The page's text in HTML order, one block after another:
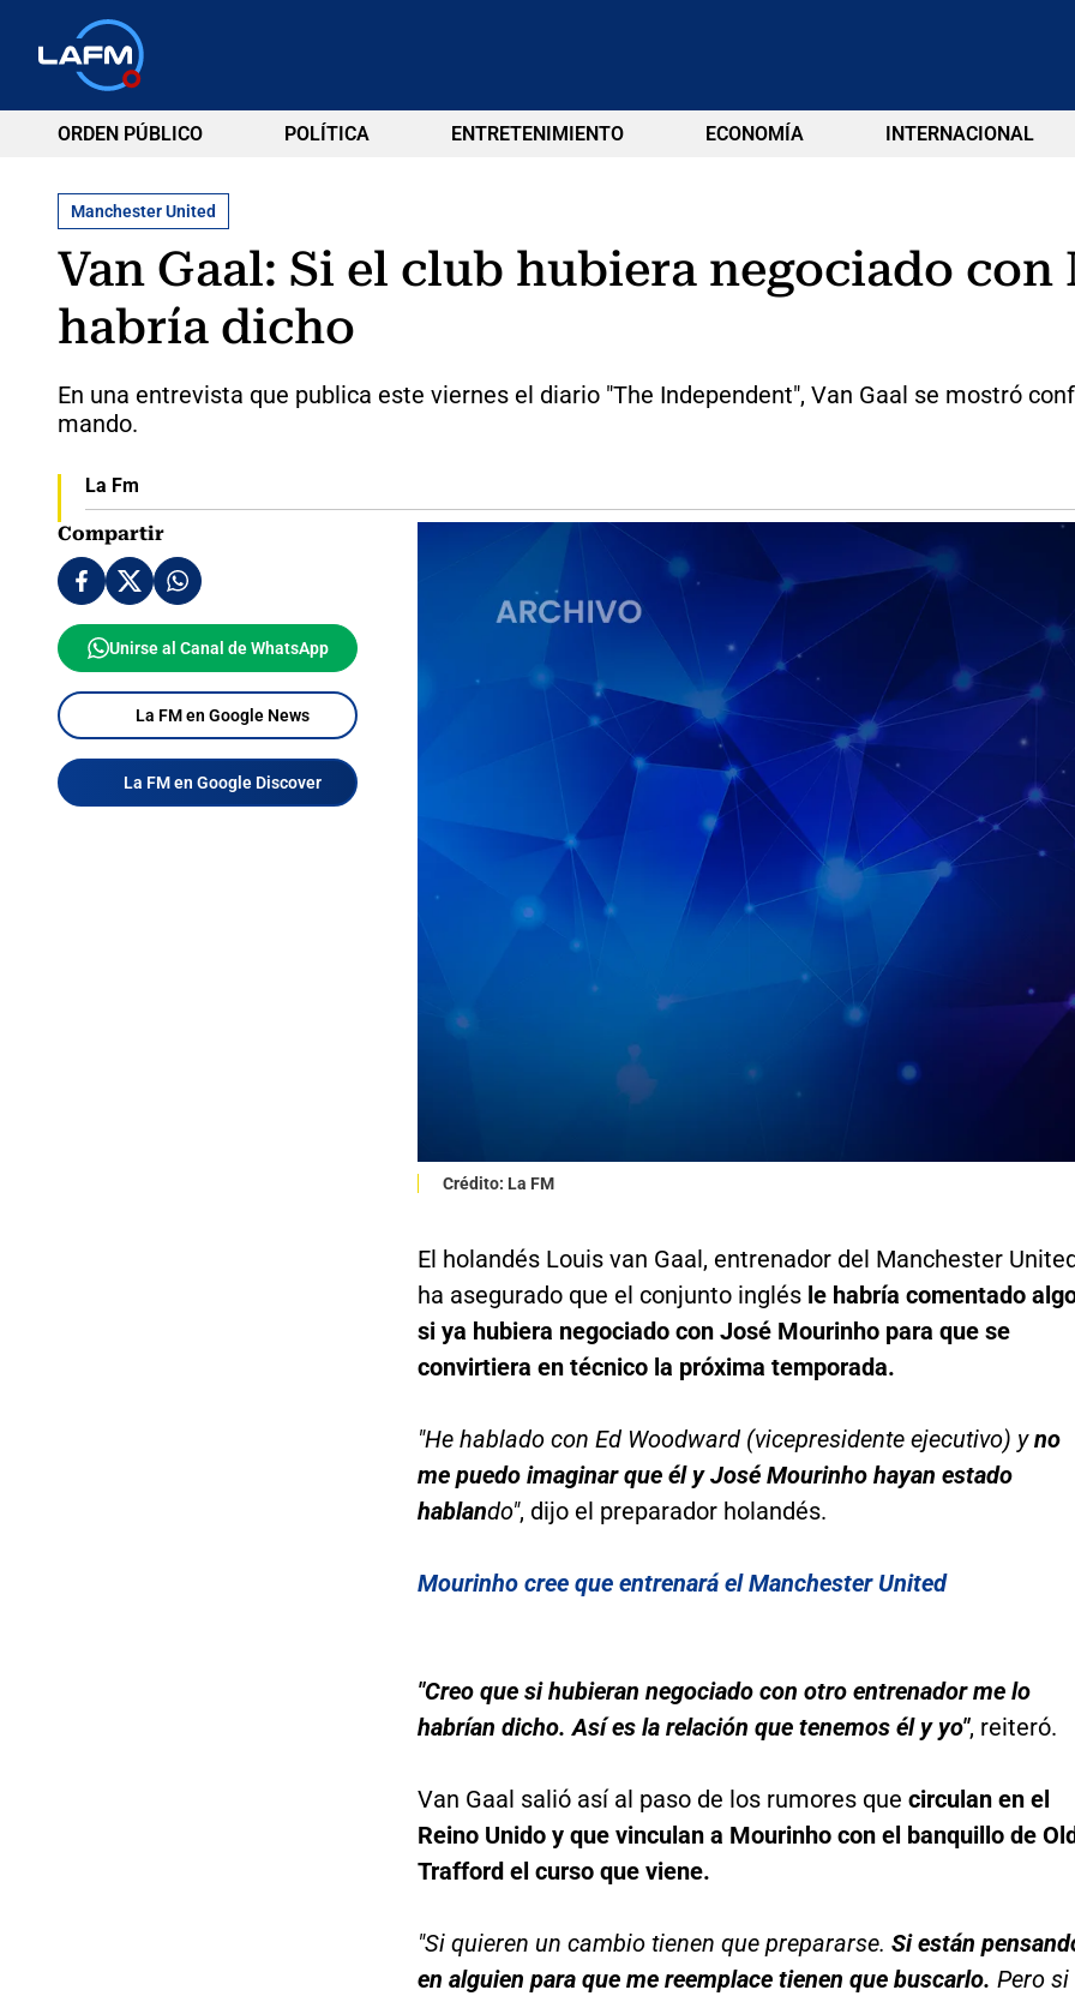
ORDEN PÚBLICO POLÍTICA ENTRETENIMIENTO ECONOMÍA INTERNACIONAL
Manchester United
Van Gaal: Si el club hubiera negociado
habría dicho
En una entrevista que publica este viernes el diario "The Independent", Van Gaal se mostró
mando.
La Fm
Compartir
Unirse al Canal de WhatsApp
La FM en Google News
La FM en Google Discover
Crédito: La FM
El holandés Louis van Gaal, entrenador del Manchester
ha asegurado que el conjunto inglésle habría comentado
si ya hubiera negociado con José Mourinho para que se
convirtiera en técnico la próxima temporada.
"He hablado con Ed Woodward (vicepresidente ejecutivo) yno
me puedo imaginar que él y José Mourinho hayan estado
hablando", dijo el preparador holandés.
Mourinho cree que entrenará el Manchester United
"Creo que si hubieran negociado con otro entrenador me lo
habrían dicho. Así es la relación que tenemos él y yo", reiteró.
Van Gaal salió así al paso de los rumores que circulan en el
Reino Unido y que vinculan a Mourinho con el banquillo de
Trafford el curso que viene.
"Si quieren un cambio tienen que prepararse. Si están
en alguien para que me reemplace tienen que buscarlo. Pero si